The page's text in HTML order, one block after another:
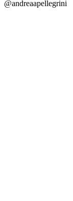
@andreaapellegrini